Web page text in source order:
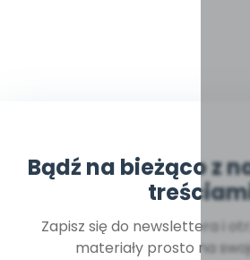
Bądź na bieżąco z
Zapisz się do newslettera i
materiały prosto na